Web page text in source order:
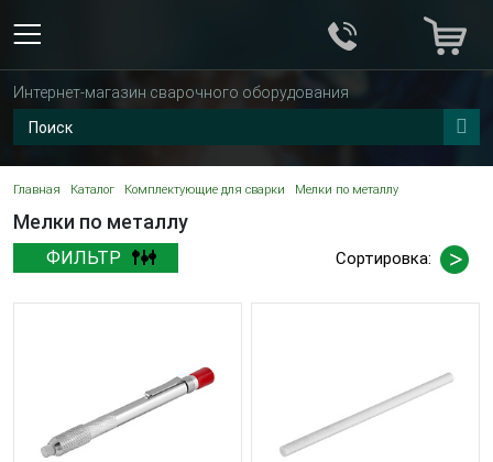
Интернет-магазин сварочного оборудования
Главная Каталог Комплектующие для сварки Мелки по металлу
Мелки по металлу
ФИЛЬТР Сортировка: